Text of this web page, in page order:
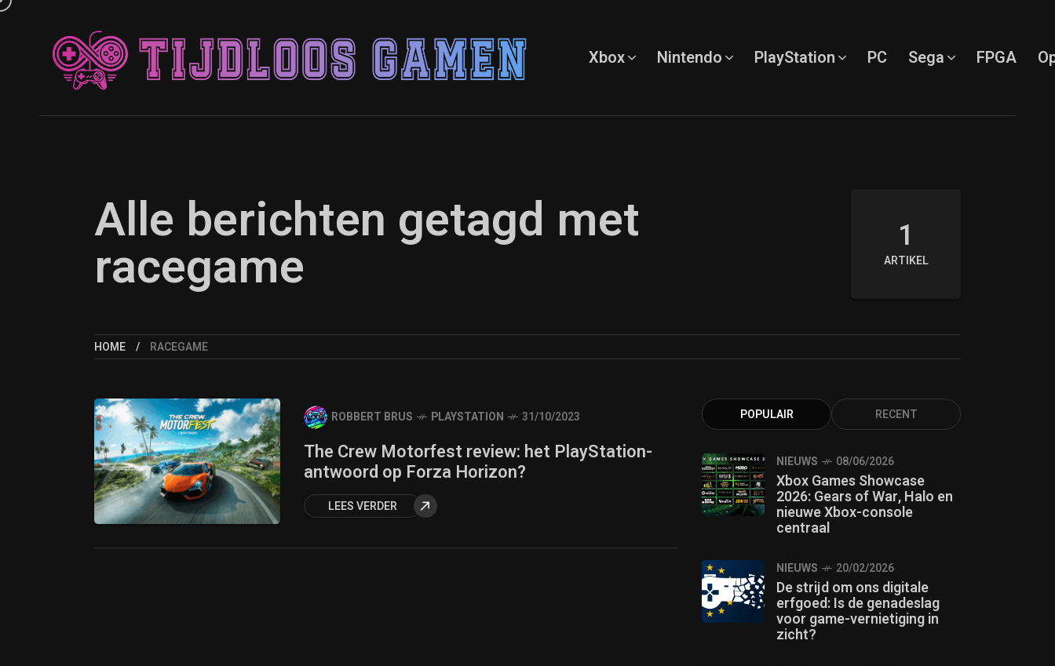
Xbox Nintendo PlayStation PC Sega FPGA
Alle berichten getagd met
racegame 1
ARTIKEL
HOME RACEGAME
ROBBERT BRUS PLAYSTATION 31/10/2023
The Crew Motorfest review: het PlayStation-
antwoord op Forza Horizon?
LEES VERDER
POPULAIR RECENT
NIEUWS 08/06/2026
Xbox Games Showcase
2026: Gears of War, Halo en
nieuwe Xbox-console
centraal
NIEUWS 20/02/2026
De strijd om ons digitale
erfgoed: Is de genadeslag
voor game-vernietiging in
zicht?